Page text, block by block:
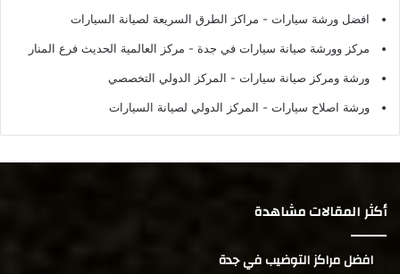
افضل ورشة سيارات - مراكز الطرق السريعة لصيانة السيارات
مركز وورشة صيانة سيارات في جدة - مركز العالمية الحديث فرع المنار
ورشة ومركز صيانة سيارات - المركز الدولي التخصصي
ورشة اصلاح سيارات - المركز الدولي لصيانة السيارات
أكثر المقالات مشاهدة
افضل مراكز التوضيب في جدة